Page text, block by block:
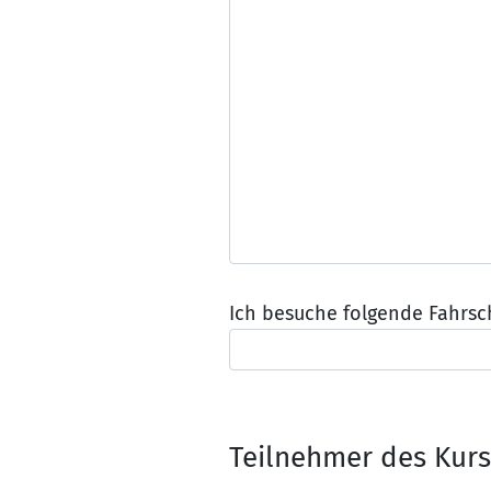
Ich besuche folgende
Teilnehmer des